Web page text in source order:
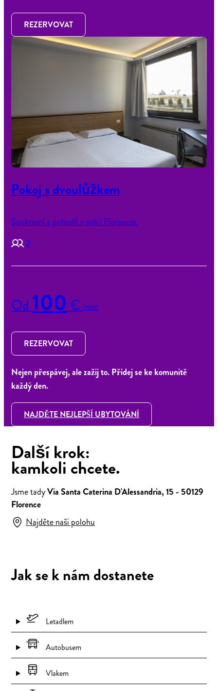
REZERVOVAT
Pokoj s dvoulůžkem
Soukromí a pohodlí v srdci Florencie.
2
Od100€/noc
REZERVOVAT
Nejen přespávej, ale zažij to. Přidej se ke komunitě
každý den.
NAJDĚTE NEJLEPŠÍ UBYTOVÁNÍ
Další krok:
kamkoli chcete.
Jsme tadyVia Santa Caterina D'Alessandria, 15 - 50129
Florence
Najděte naši polohu
Jak se k nám dostanete
Letadlem
Autobusem
Vlakem